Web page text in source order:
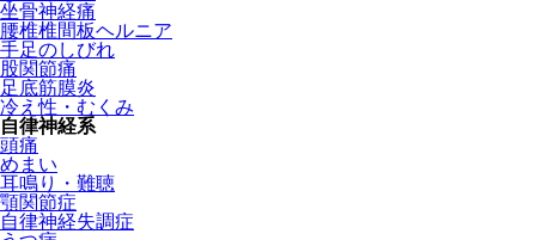
坐骨神経痛
腰椎椎間板ヘルニア
手足のしびれ
股関節痛
足底筋膜炎
冷え性・むくみ
自律神経系
頭痛
めまい
耳鳴り・難聴
顎関節症
自律神経失調症